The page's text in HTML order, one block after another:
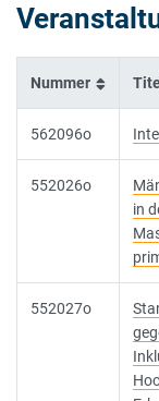
Nummer
562096o
552026o
in
552027o